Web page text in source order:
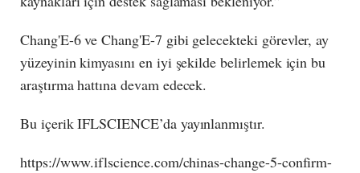
Chang'E-6 ve Chang'E-7 gibi gelecekteki görevler, ay
yüzeyinin kimyasını en iyi şekilde belirlemek için bu
araştırma hattına devam edecek.
Bu içerik IFLSCIENCE’da yayınlanmıştır.
https://www.iflscience.com/chinas-change-5-confirm-